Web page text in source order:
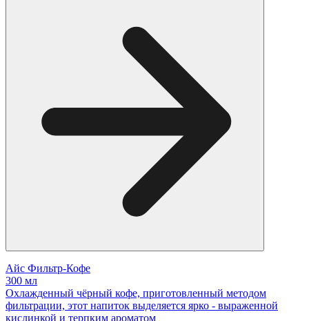
Айс Фильтр-Кофе
300 мл
Охлажденный чёрный кофе, приготовленный методом
фильтрации, этот напиток выделяется ярко - выраженной
кислинкой и терпким ароматом